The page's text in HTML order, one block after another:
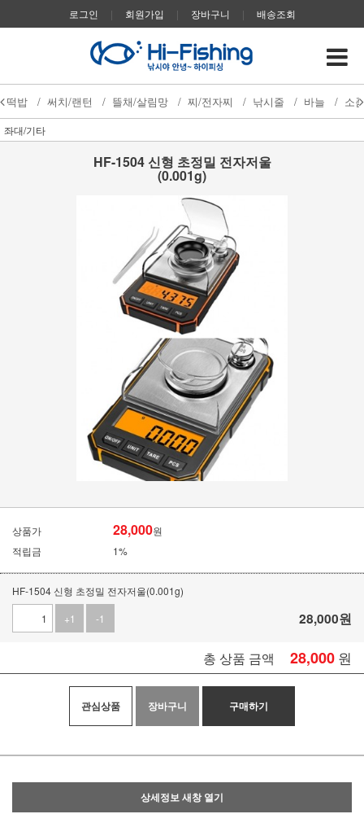
로그인 | 회원가입 | 장바구니 | 배송조회
떡밥 / 써치/랜턴 / 뜰채/살림망 / 찌/전자찌 / 낚시줄 / 바늘 / 소
좌대/기타
HF-1504 신형 초정밀 전자저울
(0.001g)
상품가 28,000원
적립금
1%
HF-1504 신형 초정밀 전자저울(0.001g)
+1
-1 28,000원
총 상품 금액 28,000 원
관심상품 장바구니 구매하기
상세정보 새창 열기